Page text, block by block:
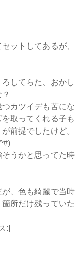
ットしてあるが
してらた、おか
カツイデも苦に
取ってくれる子も
前提でしたけど
うかと思ってた時
、色も綺麗で当
所だけ残ってい
:]